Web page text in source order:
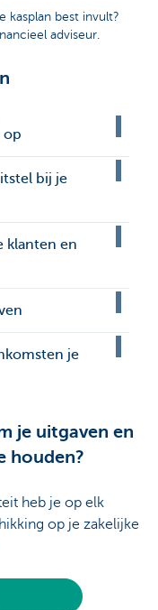
kasplan best invult?
adviseur.
op
bij je
klanten en
je
je uitgaven en
houden?
heb je op elk
op je zakelijke